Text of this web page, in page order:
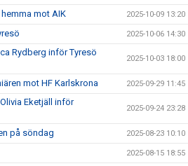
mot AIK 2025-10-09 13:20
2025-10-06 14:30
Rydberg inför Tyresö
2025-10-03 18:00
mot HF Karlskrona 2025-09-29 11:45
Eketjäll inför
2025-09-24 23:28
på söndag 2025-08-23 10:10
2025-08-15 18:55